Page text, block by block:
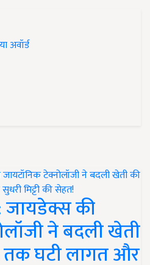
अवॉर्ड
जायडेक्स की
ने बदली खेती
तक घटी लागत और